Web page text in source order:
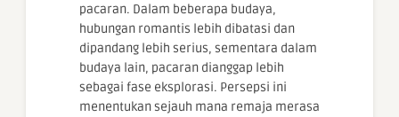
pacaran. Dalam beberapa budaya,
hubungan romantis lebih dibatasi dan
dipandang lebih serius, sementara dalam
budaya lain, pacaran dianggap lebih
sebagai fase eksplorasi. Persepsi ini
menentukan sejauh mana remaja merasa